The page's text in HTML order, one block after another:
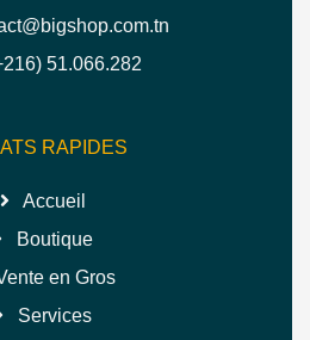
51.066.282
RAPIDES
Accueil
Boutique
en Gros
Services